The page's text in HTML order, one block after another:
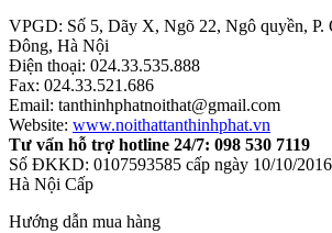
VPGD: Số 5, Dãy X, Ngõ 22, Ngô quyền, P.
Đông, Hà Nội
Điện thoại: 024.33.535.888
Fax: 024.33.521.686
Email: tanthinhphatnoithat@gmail.com
Website: www.noithattanthinhphat.vn
Tư vấn hỗ trợ hotline 24/7: 098 530 7119
Số ĐKKD: 0107593585 cấp ngày 10/10/
Hà Nội Cấp
Hướng dẫn mua hàng